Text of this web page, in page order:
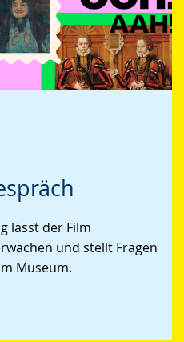
lässt der Film
und stellt Fragen
Museum.